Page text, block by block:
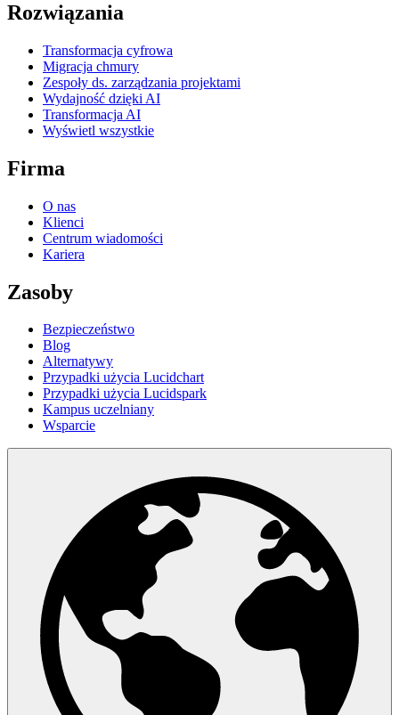
Rozwiązania
Transformacja cyfrowa
Migracja chmury
Zespoły ds. zarządzania projektami
Wydajność dzięki AI
Transformacja AI
Wyświetl wszystkie
Firma
O nas
Klienci
Centrum wiadomości
Kariera
Zasoby
Bezpieczeństwo
Blog
Alternatywy
Przypadki użycia Lucidchart
Przypadki użycia Lucidspark
Kampus uczelniany
Wsparcie